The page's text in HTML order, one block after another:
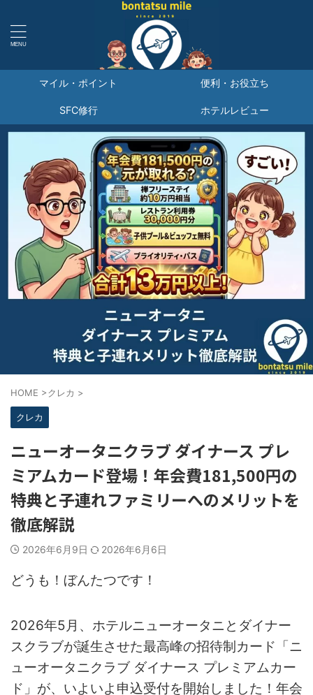
マイル・ポイント 便利・お役立ち
SFC修行 ホテルレビュー
HOME >クレカ >
クレカ
ニューオータニクラブ ダイナース プレ
ミアムカード登場！年会費181,500円の
特典と子連れファミリーへのメリットを
徹底解説
2026年6月9日 2026年6月6日
どうも！ぼんたつです！
2026年5月、ホテルニューオータニとダイナー
スクラブが誕生させた最高峰の招待制カード「ニ
ューオータニクラブ ダイナース プレミアムカー
ド」が、いよいよ申込受付を開始しました！年会